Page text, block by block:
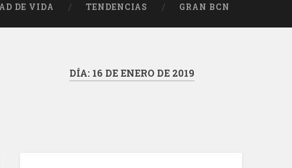
DE VIDA TENDENCIAS GRAN BCN
DÍA: 16 DE ENERO DE 2019